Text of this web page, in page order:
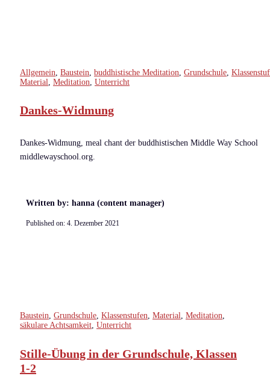
Allgemein Baustein buddhistische Meditation Grundschule
Material
Meditation Unterricht
Dankes-Widmung
Dankes-Widmung, meal chant der buddhistischen Middle Way School
middlewayschool.org.
Written by: hanna (content manager)
Published on: 4. Dezember 2021
Baustein, Grundschule, Klassenstufen, Material, Meditation,
säkulare Achtsamkeit, Unterricht
Stille-Übung in der Grundschule, Klassen
1-2